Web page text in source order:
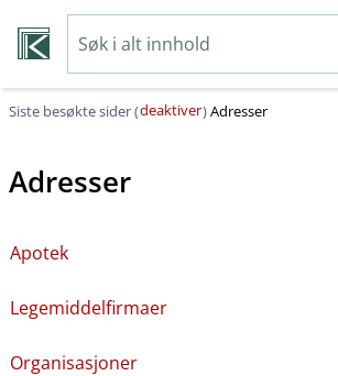
Siste besøkte sider (deaktiver)Adresser
Adresser
Apotek
Legemiddelfirmaer
Organisasjoner